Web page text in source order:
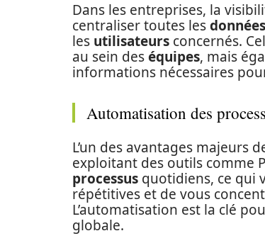
Dans les entreprises, la
centraliser toutes lesdonnées
les utilisateurs concernés.
au sein deséquipes, mais
informations nécessaires
Automatisation des
L’un des avantages majeurs
exploitant des outils comme
processus quotidiens, ce qui
répétitives et de vous
L’automatisation est la clé
globale.